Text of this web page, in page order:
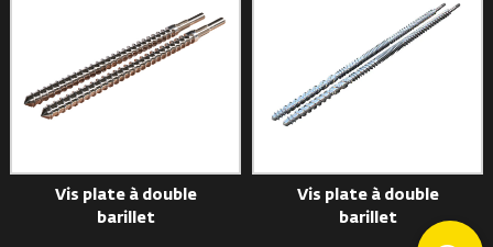
Vis plate à double
barillet
Vis plate à double
barillet